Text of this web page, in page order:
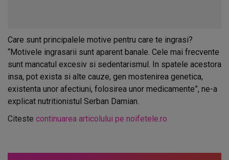
Care sunt principalele motive pentru care te ingrasi?
“Motivele ingrasarii sunt aparent banale. Cele mai frecvente
sunt mancatul excesiv si sedentarismul. In spatele acestora
insa, pot exista si alte cauze, gen mostenirea genetica,
existenta unor afectiuni, folosirea unor medicamente”, ne-a
explicat nutritionistul Serban Damian.
Citeste continuarea articolului pe noifetele.ro